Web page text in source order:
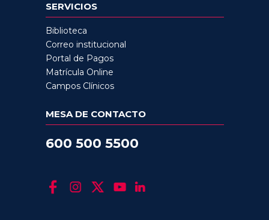
SERVICIOS
Biblioteca
Correo institucional
Portal de Pagos
Matrícula Online
Campos Clínicos
MESA DE CONTACTO
600 500 5500